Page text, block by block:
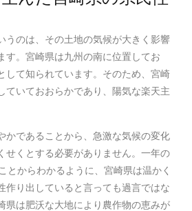
うのは、その土地の気候が大きく影響
す。宮崎県は九州の南に位置してお
して知られています。そのため、宮崎
ていておおらかであり、陽気な楽天主
かであることから、急激な気候の変化
せくとする必要がありません。一年の
とからわかるように、宮崎県は温かく
作り出していると言っても過言ではな
県は肥沃な大地により農作物の恵みが